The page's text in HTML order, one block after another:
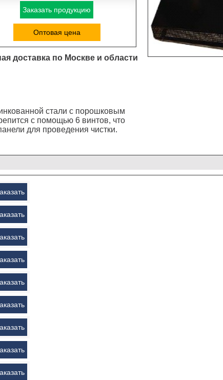
Заказать продукцию
Оптовая цена
доставка по Москве и области
стали с порошковым
с помощью 6 винтов, что
для проведения чистки.